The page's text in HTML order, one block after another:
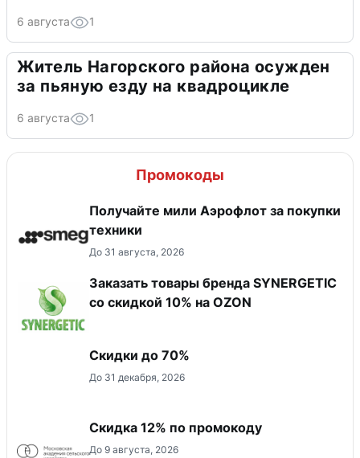
6 августа 1
Житель Нагорского района осужден
за пьяную езду на квадроцикле
6 августа 1
Промокоды
Получайте мили Аэрофлот за покупки
техники
До 31 августа, 2026
Заказать товары бренда SYNERGETIC
со скидкой 10% на OZON
Скидки до 70%
До 31 декабря, 2026
Скидка 12% по промокоду
До 9 августа, 2026